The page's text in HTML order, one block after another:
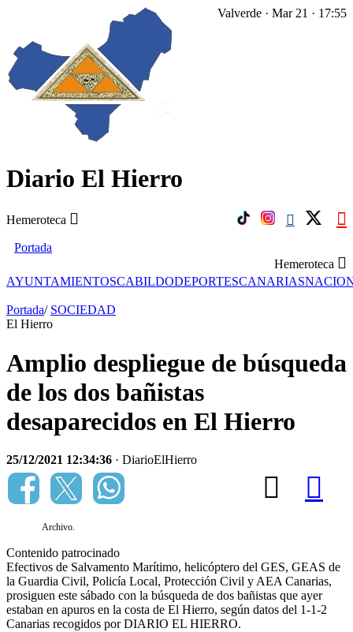
Diario El Hierro
Hemeroteca
Valverde · Mar 21 · 17:55
Portada
Hemeroteca
AYUNTAMIENTOSCABILDODEPORTESCANARIAS
Portada/ SOCIEDAD
El Hierro
Amplio despliegue de búsqueda
de los dos bañistas
desaparecidos en El Hierro
25/12/2021 12:34:36 · DiarioElHierro
Archivo.
Contenido patrocinado
Efectivos de Salvamento Marítimo, helicóptero del GES, GEAS de
la Guardia Civil, Policía Local, Protección Civil y AEA Canarias,
prosiguen este sábado con la búsqueda de dos bañistas que ayer
estaban en apuros en la costa de El Hierro, según datos del 1-1-2
Canarias recogidos por DIARIO EL HIERRO.